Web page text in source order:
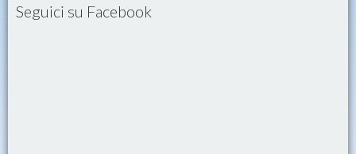
Seguici su Facebook